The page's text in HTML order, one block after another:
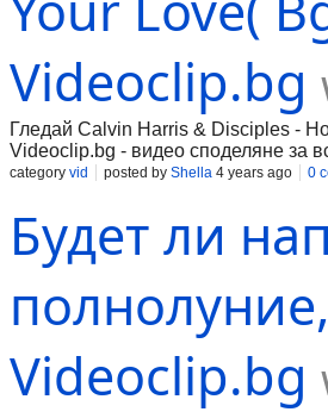
Videoclip.bg
Гледай Calvin Harris & Disciples -
Videoclip.bg - видео споделяне за
category vid posted by Shella 4 years ago 0
Будет ли
Videoclip.bg